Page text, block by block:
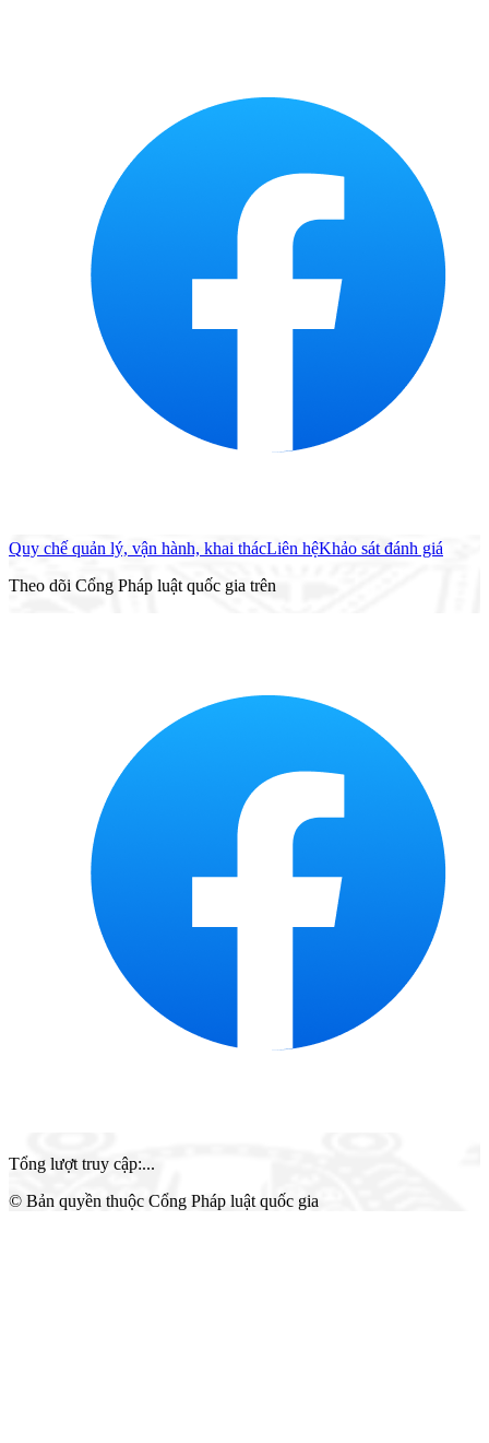
Quy chế quản lý, vận hành, khai thácLiên hệKhảo sát đánh giá
Theo dõi Cổng Pháp luật quốc gia trên
Tổng lượt truy cập:...
© Bản quyền thuộc Cổng Pháp luật quốc gia